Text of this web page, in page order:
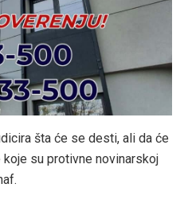
šta će se desti, ali da će
su protivne novinarskoj